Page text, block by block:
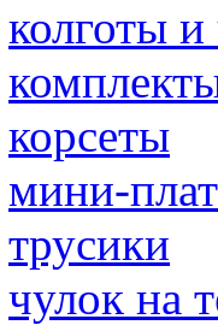
колготы и
корсеты
мини-
трусики
чулок на